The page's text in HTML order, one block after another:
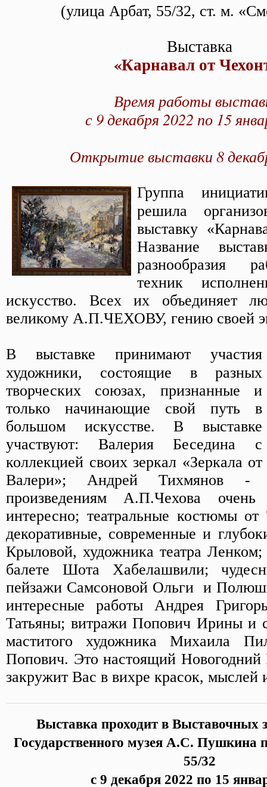
(улица Арбат, 55/32, ст. м.
Выставка
«Карнавал от
Время работы
с 9 декабря 2022 по 15
Открытие выставки 8
Группа
решила
выставку
Название
разнообразия
техник
искусство. Всех их объединяет
великому А.П.ЧЕХОВУ, гению своей
В выставке принимают участия
художники, состоящие в разных
творческих союзах, признанные и
только начинающие свой путь в
большом искусстве. В выставке
участвуют: Валерия Беседина с
коллекцией своих зеркал «Зеркала от
Валери»; Андрей Тихмянов -
произведениям А.П.Чехова очень
интересно; театральные костюмы
декоративные, современные и
Крыловой, художника театра Ленком;
балете Шота Хабелашвили;
пейзажи Самсоновой Ольги и
интересные работы Андрея
Татьяны; витражи Попович Ирины и
маститого художника Михаила
Попович. Это настоящий Новогодний
закружит Вас в вихре красок, мыслей
Выставка проходит в Выставочных
Государственного музея А.С. Пушкина
55/32
с 9 декабря 2022 по 15